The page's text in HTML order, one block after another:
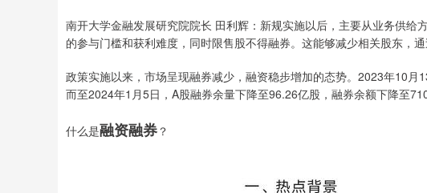
南开大学金融发展研究院院长 田利辉：新规实施以后，主要从业务供给
的参与门槛和获利难度，同时限售股不得融券。这能够减少相关股东，通
政策实施以来，市场呈现融券减少，融资稳步增加的态势。2023年10月
而至2024年1月5日，A股融券余量下降至96.26亿股，融券余额下降至
什么是融资融券 ？